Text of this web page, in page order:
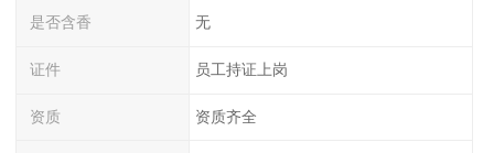
是否含香 无
证件 员工持证上岗
资质 资质齐全